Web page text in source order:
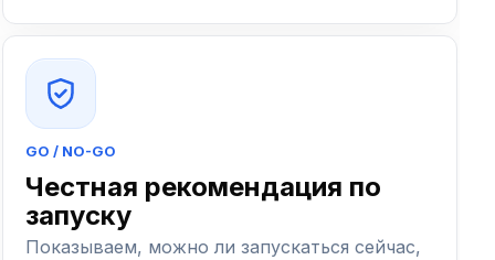
GO / NO-GO
Честная рекомендация по
запуску
Показываем, можно ли запускаться сейчас,